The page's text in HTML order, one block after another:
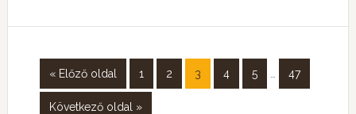
« Előző oldal 1 2 3 4 5 47
Következő oldal »